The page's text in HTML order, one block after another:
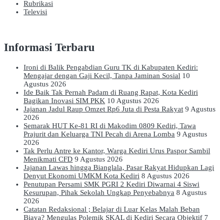
Rubrikasi
Televisi
Informasi Terbaru
Ironi di Balik Pengabdian Guru TK di Kabupaten Kediri:
Mengajar dengan Gaji Kecil, Tanpa Jaminan Sosial 10
Agustus 2026
Ide Baik Tak Pernah Padam di Ruang Rapat, Kota Kediri
Bagikan Inovasi SIM PKK 10 Agustus 2026
Jajanan Jadul Raup Omzet Rp6 Juta di Pesta Rakyat 9 Agustus
2026
Semarak HUT Ke-81 RI di Makodim 0809 Kediri, Tawa
Prajurit dan Keluarga TNI Pecah di Arena Lomba 9 Agustus
2026
Tak Perlu Antre ke Kantor, Warga Kediri Urus Paspor Sambil
Menikmati CFD 9 Agustus 2026
Jajanan Lawas hingga Bianglala, Pasar Rakyat Hidupkan Lagi
Denyut Ekonomi UMKM Kota Kediri 8 Agustus 2026
Penutupan Persami SMK PGRI 2 Kediri Diwarnai 4 Siswi
Kesurupan, Pihak Sekolah Ungkap Penyebabnya 8 Agustus
2026
Catatan Redaksional ; Belajar di Luar Kelas Malah Beban
Biaya? Mengulas Polemik SKAL di Kediri Secara Objektif 7